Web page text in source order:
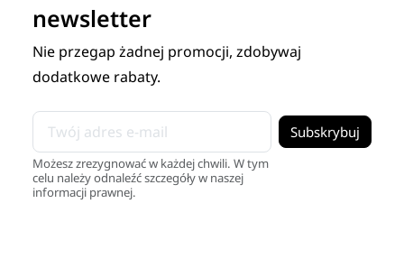
newsletter
Nie przegap żadnej promocji, zdobywaj
dodatkowe rabaty.
Możesz zrezygnować w każdej chwili. W tym
celu należy odnaleźć szczegóły w naszej
informacji prawnej.